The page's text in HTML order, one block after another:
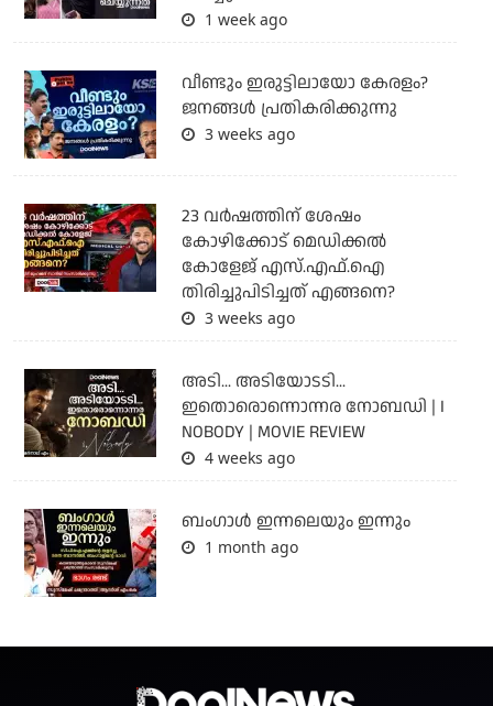
1 week ago
വീണ്ടും ഇരുട്ടിലായോ കേരളം?
ജനങ്ങൾ പ്രതികരിക്കുന്നു
3 weeks ago
23 വർഷത്തിന് ശേഷം
കോഴിക്കോട് മെഡിക്കൽ
കോളേജ് എസ്.എഫ്.ഐ
തിരിച്ചുപിടിച്ചത് എങ്ങനെ?
3 weeks ago
അടി... അടിയോടടി...
ഇതൊരൊന്നൊന്നര നോബഡി | I
NOBODY | MOVIE REVIEW
4 weeks ago
ബംഗാള്‍ ഇന്നലെയും ഇന്നും
1 month ago